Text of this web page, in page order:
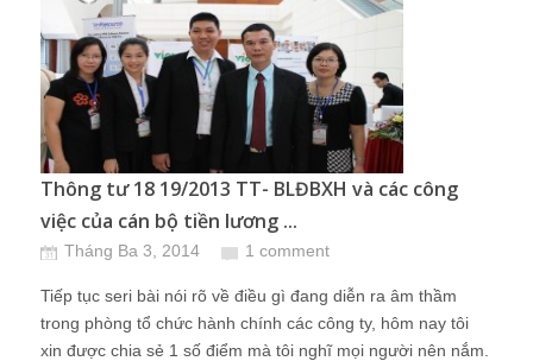
Thông tư 18 19/2013 TT- BLĐBXH và các công
việc của cán bộ tiền lương ...
Tháng Ba 3, 2014 1 comment
Tiếp tục seri bài nói rõ về điều gì đang diễn ra âm thầm
trong phòng tổ chức hành chính các công ty, hôm nay tôi
xin được chia sẻ 1 số điểm mà tôi nghĩ mọi người nên nắm.